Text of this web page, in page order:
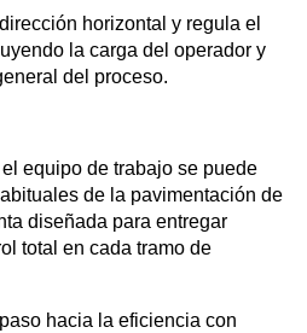
horizontal y regula el
la carga del operador y
del proceso.
equipo de trabajo se puede
de la pavimentación de
diseñada para entregar
total en cada tramo de
hacia la eficiencia con